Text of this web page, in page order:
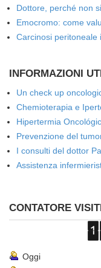
Dottore, perché non
Emocromo: come
Carcinosi peritoneale
INFORMAZIONI
Un check up
Chemioterapia e
Hipertermia
Prevenzione del
I consulti del dottor
Assistenza
CONTATORE
Oggi